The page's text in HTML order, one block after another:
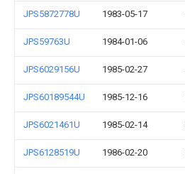
JPS5872778U 1983-05-17
JPS59763U 1984-01-06
JPS6029156U 1985-02-27
JPS60189544U 1985-12-16
JPS6021461U 1985-02-14
JPS6128519U 1986-02-20